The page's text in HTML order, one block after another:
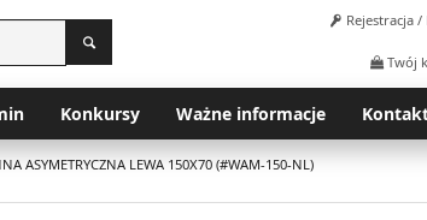
Rejestracja
Twój
Konkursy Ważne informacje
ASYMETRYCZNA LEWA 150X70 (#WAM-150-NL)